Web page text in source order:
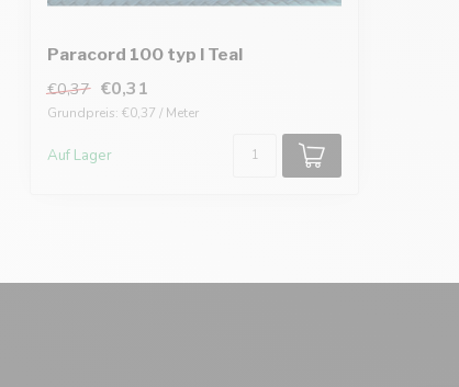
Paracord 100 typ I Teal
€0,37 €0,31
Grundpreis: €0,37 / Meter
Auf Lager